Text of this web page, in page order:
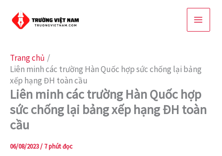
Trang chủ
Liên minh các trường Hàn Quốc hợp sức chống lại bảng
xếp hạng ĐH toàn cầu
Liên minh các trường Hàn Quốc hợp
sức chống lại bảng xếp hạng ĐH toàn
cầu
06/08/2023/ 7 phút đọc